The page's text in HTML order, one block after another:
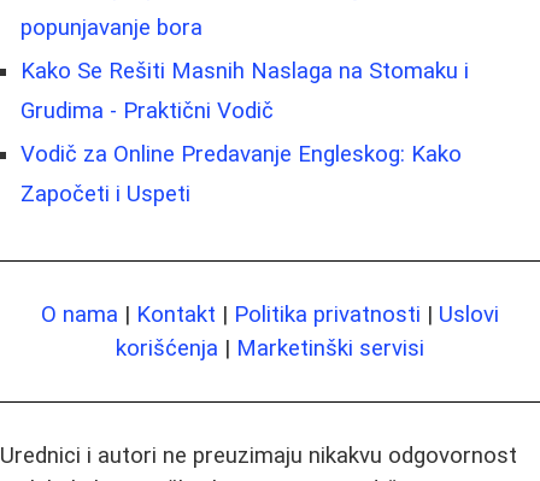
popunjavanje bora
Kako Se Rešiti Masnih Naslaga na Stomaku i
Grudima - Praktični Vodič
Vodič za Online Predavanje Engleskog: Kako
Započeti i Uspeti
O nama | Kontakt | Politika privatnosti | Uslovi
korišćenja | Marketinški servisi
Urednici i autori ne preuzimaju nikakvu odgovornost